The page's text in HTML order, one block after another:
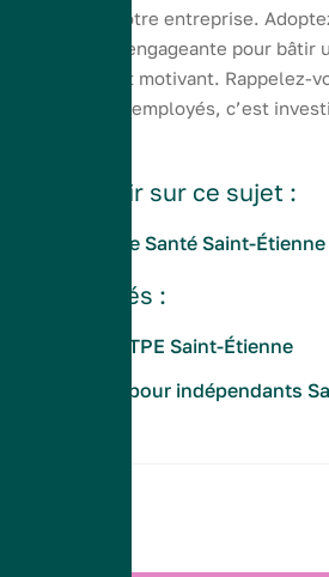
l’avenir de votre entreprise.
proactive et engageante pour bâtir
travail sain et motivant. Rappelez-
santé de vos employés, c’est
Tout savoir sur ce sujet :
Assurance Santé Saint-Étienne
Articles liés :
Mutuelle TPE Saint-Étienne
Mutuelle pour indépendants